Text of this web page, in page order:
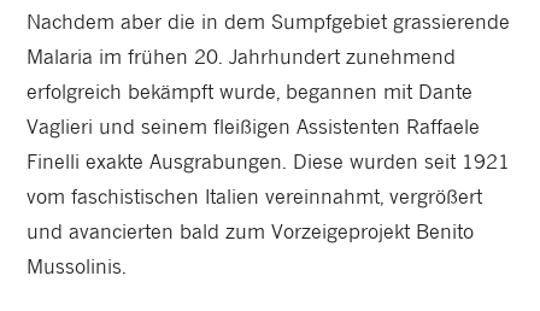
Nachdem aber die in dem Sumpfgebiet grassierende
Malaria im frühen 20. Jahrhundert zunehmend
erfolgreich bekämpft wurde, begannen mit Dante
Vaglieri und seinem fleißigen Assistenten Raffaele
Finelli exakte Ausgrabungen. Diese wurden seit 1921
vom faschistischen Italien vereinnahmt, vergrößert
und avancierten bald zum Vorzeigeprojekt Benito
Mussolinis.